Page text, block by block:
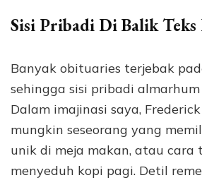
Sisi Pribadi Di Balik Teks
Banyak obituaries terjebak
sehingga sisi pribadi
Dalam imajinasi saya, Frederick
mungkin seseorang yang
unik di meja makan, atau cara
menyeduh kopi pagi. Detil